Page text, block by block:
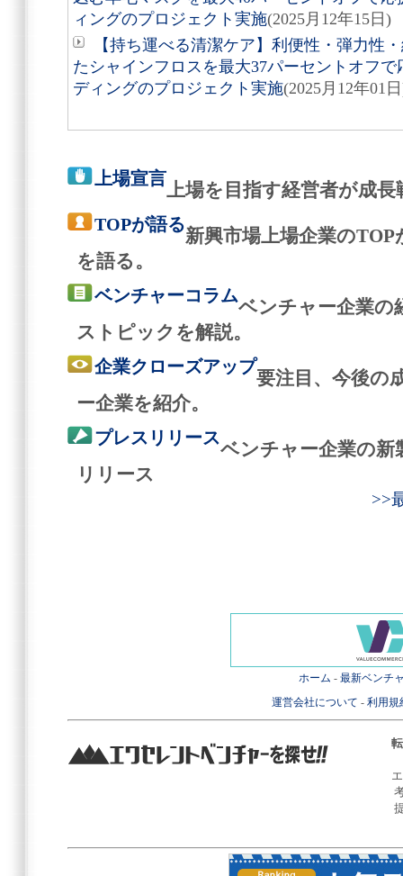
ィングのプロジェクト実施(2025月12年15日)
【持ち運べる清潔ケア】利便性・弾力性
たシャインフロスを最大37パーセントオフ
ディングのプロジェクト実施(2025月12年01
上場宣言
上場を目指す経営者が成
TOPが語る
新興市場上場企業の
を語る。
ベンチャーコラム
ベンチャー企業の
ストピックを解説。
企業クローズアップ
要注目、今後の
ー企業を紹介。
プレスリリース
ベンチャー企業の新
リリース
>>
ホーム - 最新ベンチ
運営会社について - 利用規